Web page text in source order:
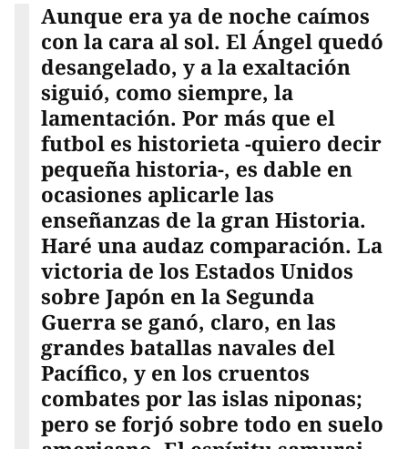
Aunque era ya de noche caímos
con la cara al sol. El Ángel quedó
desangelado, y a la exaltación
siguió, como siempre, la
lamentación. Por más que el
futbol es historieta -quiero decir
pequeña historia-, es dable en
ocasiones aplicarle las
enseñanzas de la gran Historia.
Haré una audaz comparación. La
victoria de los Estados Unidos
sobre Japón en la Segunda
Guerra se ganó, claro, en las
grandes batallas navales del
Pacífico, y en los cruentos
combates por las islas niponas;
pero se forjó sobre todo en suelo